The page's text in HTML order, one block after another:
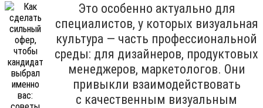
Это особенно актуально для
специалистов, у которых визуальная
культура — часть профессиональной
среды: для дизайнеров, продуктовых
менеджеров, маркетологов. Они
привыкли взаимодействовать
с качественным визуальным